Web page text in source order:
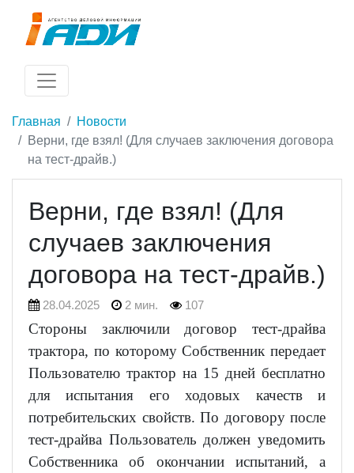
Главная
Новости
Верни, где взял! (Для случаев заключения договора
на тест-драйв.)
Верни, где взял! (Для
случаев заключения
договора на тест-драйв.)
28.04.2025 2 мин. 107
Стороны заключили договор тест-драйва
трактора, по которому Собственник передает
Пользователю трактор на 15 дней бесплатно
для испытания его ходовых качеств и
потребительских свойств. По договору после
тест-драйва Пользователь должен уведомить
Собственника об окончании испытаний, а